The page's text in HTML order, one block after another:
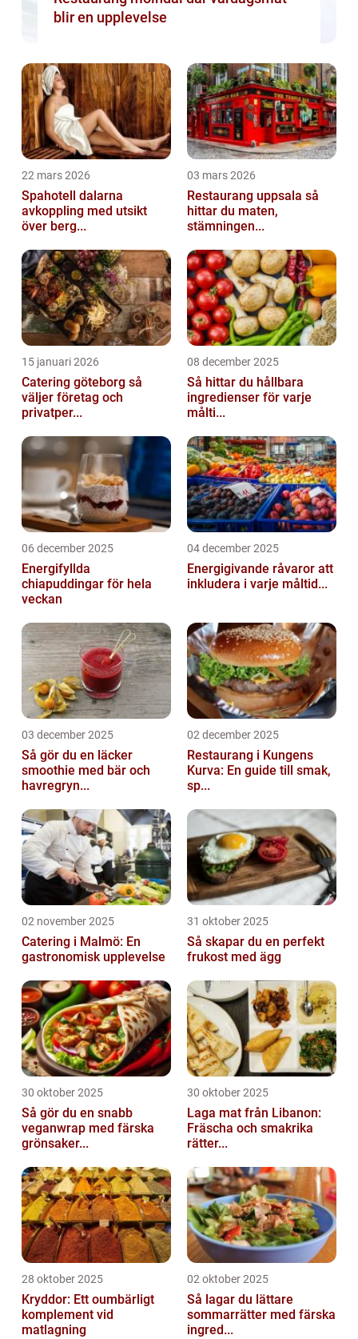
blir en upplevelse
22 mars 2026
Spahotell dalarna
avkoppling med utsikt
över berg...
03 mars 2026
Restaurang uppsala så
hittar du maten,
stämningen...
15 januari 2026
Catering göteborg så
väljer företag och
privatper...
08 december 2025
Så hittar du hållbara
ingredienser för varje
målti...
06 december 2025
Energifyllda
chiapuddingar för hela
veckan
04 december 2025
Energigivande råvaror att
inkludera i varje måltid...
03 december 2025
Så gör du en läcker
smoothie med bär och
havregryn...
02 december 2025
Restaurang i Kungens
Kurva: En guide till smak,
sp...
02 november 2025
Catering i Malmö: En
gastronomisk upplevelse
31 oktober 2025
Så skapar du en perfekt
frukost med ägg
30 oktober 2025
Så gör du en snabb
veganwrap med färska
grönsaker...
30 oktober 2025
Laga mat från Libanon:
Fräscha och smakrika
rätter...
28 oktober 2025
Kryddor: Ett oumbärligt
komplement vid
matlagning
02 oktober 2025
Så lagar du lättare
sommarrätter med färska
ingred...